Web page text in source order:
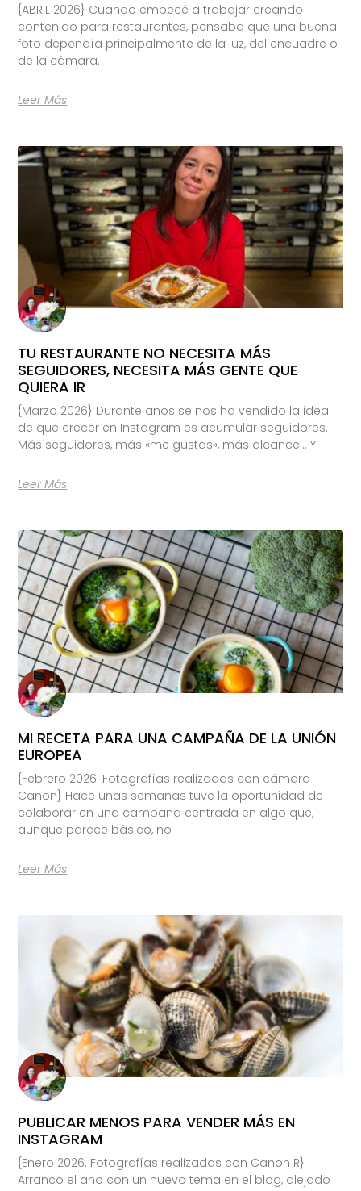
{ABRIL 2026} Cuando empecé a trabajar creando
contenido para restaurantes, pensaba que una buena
foto dependía principalmente de la luz, del encuadre o
de la cámara.
Leer Más
TU RESTAURANTE NO NECESITA MÁS
SEGUIDORES, NECESITA MÁS GENTE QUE
QUIERA IR
{Marzo 2026} Durante años se nos ha vendido la idea
de que crecer en Instagram es acumular seguidores.
Más seguidores, más «me gustas», más alcance… Y
Leer Más
MI RECETA PARA UNA CAMPAÑA DE LA UNIÓN
EUROPEA
{Febrero 2026. Fotografías realizadas con cámara
Canon} Hace unas semanas tuve la oportunidad de
colaborar en una campaña centrada en algo que,
aunque parece básico, no
Leer Más
PUBLICAR MENOS PARA VENDER MÁS EN
INSTAGRAM
{Enero 2026. Fotografías realizadas con Canon R}
Arranco el año con un nuevo tema en el blog, alejado